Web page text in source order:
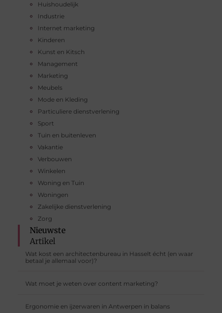
Huishoudelijk
Industrie
Internet marketing
Kinderen
Kunst en Kitsch
Management
Marketing
Meubels
Mode en Kleding
Particuliere dienstverlening
Sport
Tuin en buitenleven
Vakantie
Verbouwen
Winkelen
Woning en Tuin
Woningen
Zakelijke dienstverlening
Zorg
Nieuwste
Artikel
Wat kost een architectenbureau in Hasselt écht (en waar
betaal je allemaal voor)?
Wat moet je weten over content marketing?
Ergonomie en ijzerwaren in Antwerpen in balans